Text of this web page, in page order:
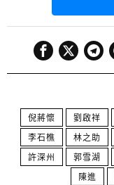
倪蔣懷 劉啟祥
李石樵
林之助
許深州
郭雪湖
陳進